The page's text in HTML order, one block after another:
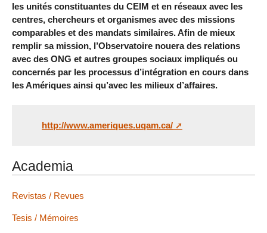
les unités constituantes du CEIM et en réseaux avec les
centres, chercheurs et organismes avec des missions
comparables et des mandats similaires. Afin de mieux
remplir sa mission, l’Observatoire nouera des relations
avec des ONG et autres groupes sociaux impliqués ou
concernés par les processus d’intégration en cours dans
les Amériques ainsi qu’avec les milieux d’affaires.
http://www.ameriques.uqam.ca/
Academia
Revistas / Revues
Tesis / Mémoires